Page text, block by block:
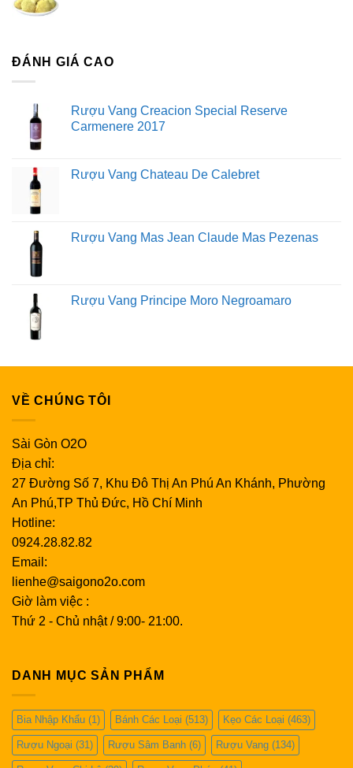
ĐÁNH GIÁ CAO
Rượu Vang Creacion Special Reserve
Carmenere 2017
Rượu Vang Chateau De Calebret
Rượu Vang Mas Jean Claude Mas Pezenas
Rượu Vang Principe Moro Negroamaro
VỀ CHÚNG TÔI
Sài Gòn O2O
Địa chỉ:
27 Đường Số 7, Khu Đô Thị An Phú An Khánh, Phường
An Phú,TP Thủ Đức, Hồ Chí Minh
Hotline:
0924.28.82.82
Email:
lienhe@saigono2o.com
Giờ làm việc :
Thứ 2 - Chủ nhật / 9:00- 21:00.
DANH MỤC SẢN PHẨM
Bia Nhập Khẩu (1) Bánh Các Loại (513) Kẹo Các Loại (463)
Rượu Ngoại (31) Rượu Sâm Banh (6) Rượu Vang (134)